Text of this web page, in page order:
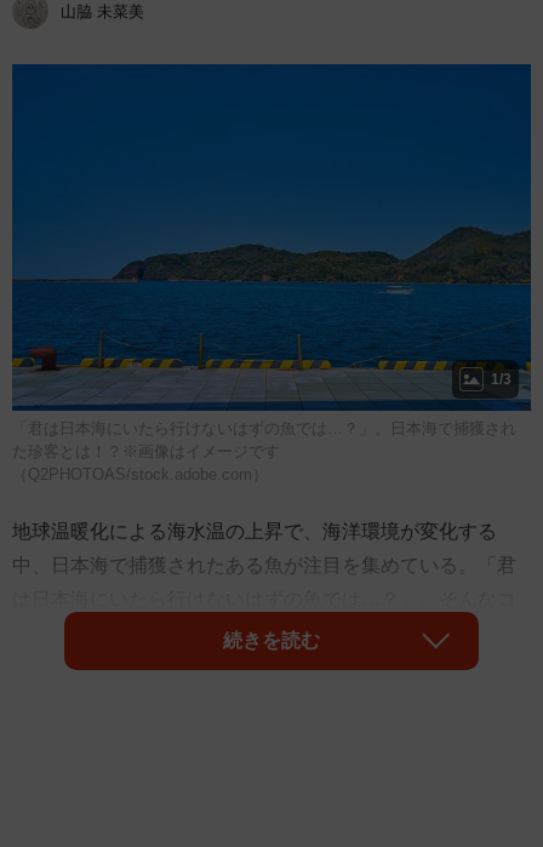
山脇 未菜美
1/3
「君は日本海にいたら行けないはずの魚では…？」。日本海で捕獲され
た珍客とは！？※画像はイメージです
（Q2PHOTOAS/stock.adobe.com）
地球温暖化による海水温の上昇で、海洋環境が変化する
中、日本海で捕獲されたある魚が注目を集めている。「君
メントとともにX上に投稿された魚の正体とは―。
続きを読む